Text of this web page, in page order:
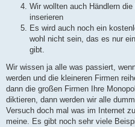
Wir wollten auch Händlern
inserieren
Es wird auch noch ein
wohl nicht sein, das es nur
gibt.
Wir wissen ja alle was passiert,
werden und die kleineren Firmen
dann die großen Firmen Ihre
diktieren, dann werden wir alle
Versuch doch mal was im Internet
meine. Es gibt noch sehr viele